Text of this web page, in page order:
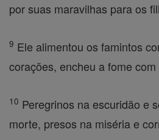
por suas maravilhas para os
9 Ele alimentou os famintos
corações, encheu a fome
10 Peregrinos na escuridão e
morte, presos na miséria e